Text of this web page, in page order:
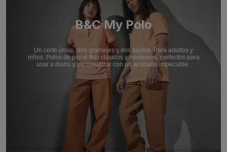
B&C My Polo
Un corte único, dos gramajes y dos tejidos. Para adultos y
niños. Polos de piqué fino clásicos y modernos, perfectos para
usar a diario y personalizar con un acabado impecable.